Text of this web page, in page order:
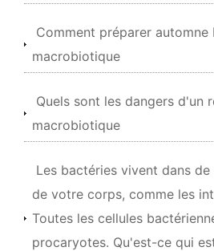
Comment préparer automne
macrobiotique
Quels sont les dangers d'un
macrobiotique
Les bactéries vivent dans
de votre corps, comme les
Toutes les cellules
procaryotes. Qu'est-ce qui